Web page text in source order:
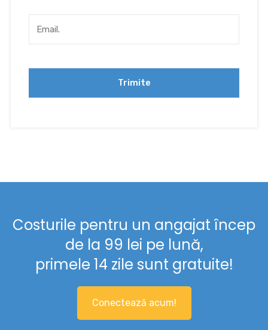
Costurile pentru un angajat încep
de la 99 lei pe lună,
primele 14 zile sunt gratuite!
Conectează acum!